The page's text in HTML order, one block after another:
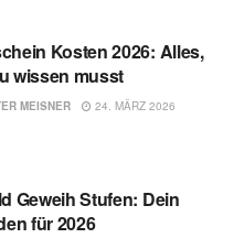
Kosten 2026: Alles,
wissen musst
MEISNER 24. MÄRZ 2026
Geweih Stufen: Dein
für 2026